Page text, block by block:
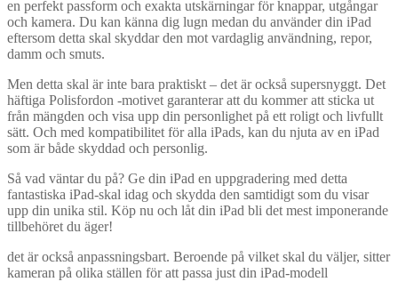
en perfekt passform och exakta utskärningar för knappar, utgångar
och kamera. Du kan känna dig lugn medan du använder din iPad
eftersom detta skal skyddar den mot vardaglig användning, repor,
damm och smuts.
Men detta skal är inte bara praktiskt – det är också supersnyggt. Det
häftiga Polisfordon -motivet garanterar att du kommer att sticka ut
från mängden och visa upp din personlighet på ett roligt och livfullt
sätt. Och med kompatibilitet för alla iPads, kan du njuta av en iPad
som är både skyddad och personlig.
Så vad väntar du på? Ge din iPad en uppgradering med detta
fantastiska iPad-skal idag och skydda den samtidigt som du visar
upp din unika stil. Köp nu och låt din iPad bli det mest imponerande
tillbehöret du äger!
det är också anpassningsbart. Beroende på vilket skal du väljer, sitter
kameran på olika ställen för att passa just din iPad-modell